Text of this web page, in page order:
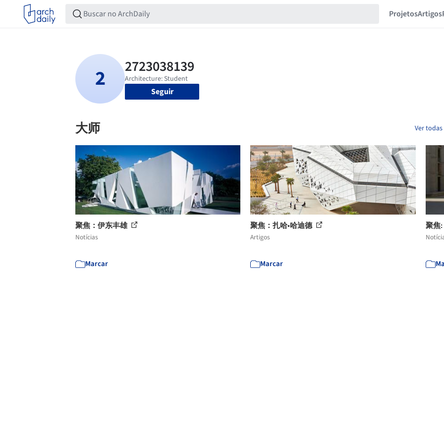
ProjetosArtigos
Seguir
大师 Ver todas
聚焦：伊东丰雄
Notícias
Marcar
聚焦：扎哈•哈迪德
Artigos
Marcar
聚焦: